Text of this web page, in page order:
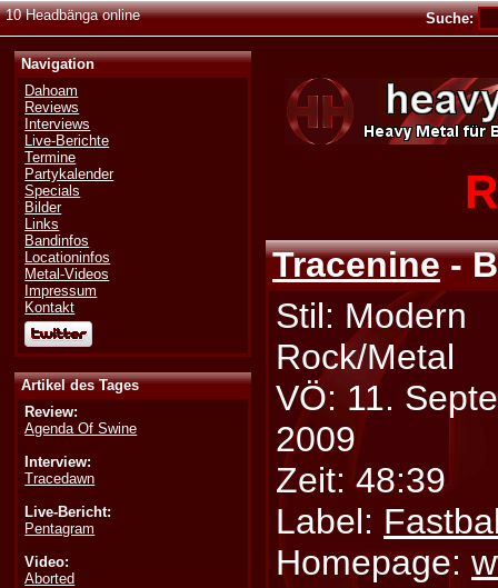
10 Headbänga online Suche:
Navigation
Dahoam
Reviews
Interviews
Live-Berichte
Termine
Partykalender
Specials
Bilder
Links
Bandinfos
Locationinfos
Metal-Videos
Impressum
Kontakt
Artikel des Tages
Review:
Agenda Of Swine
Interview:
Tracedawn
Live-Bericht:
Pentagram
Video:
Aborted
Tracenine-
Stil: Modern
Rock/Metal
VÖ: 11.
2009
Zeit: 48:39
Label:
Homepage: